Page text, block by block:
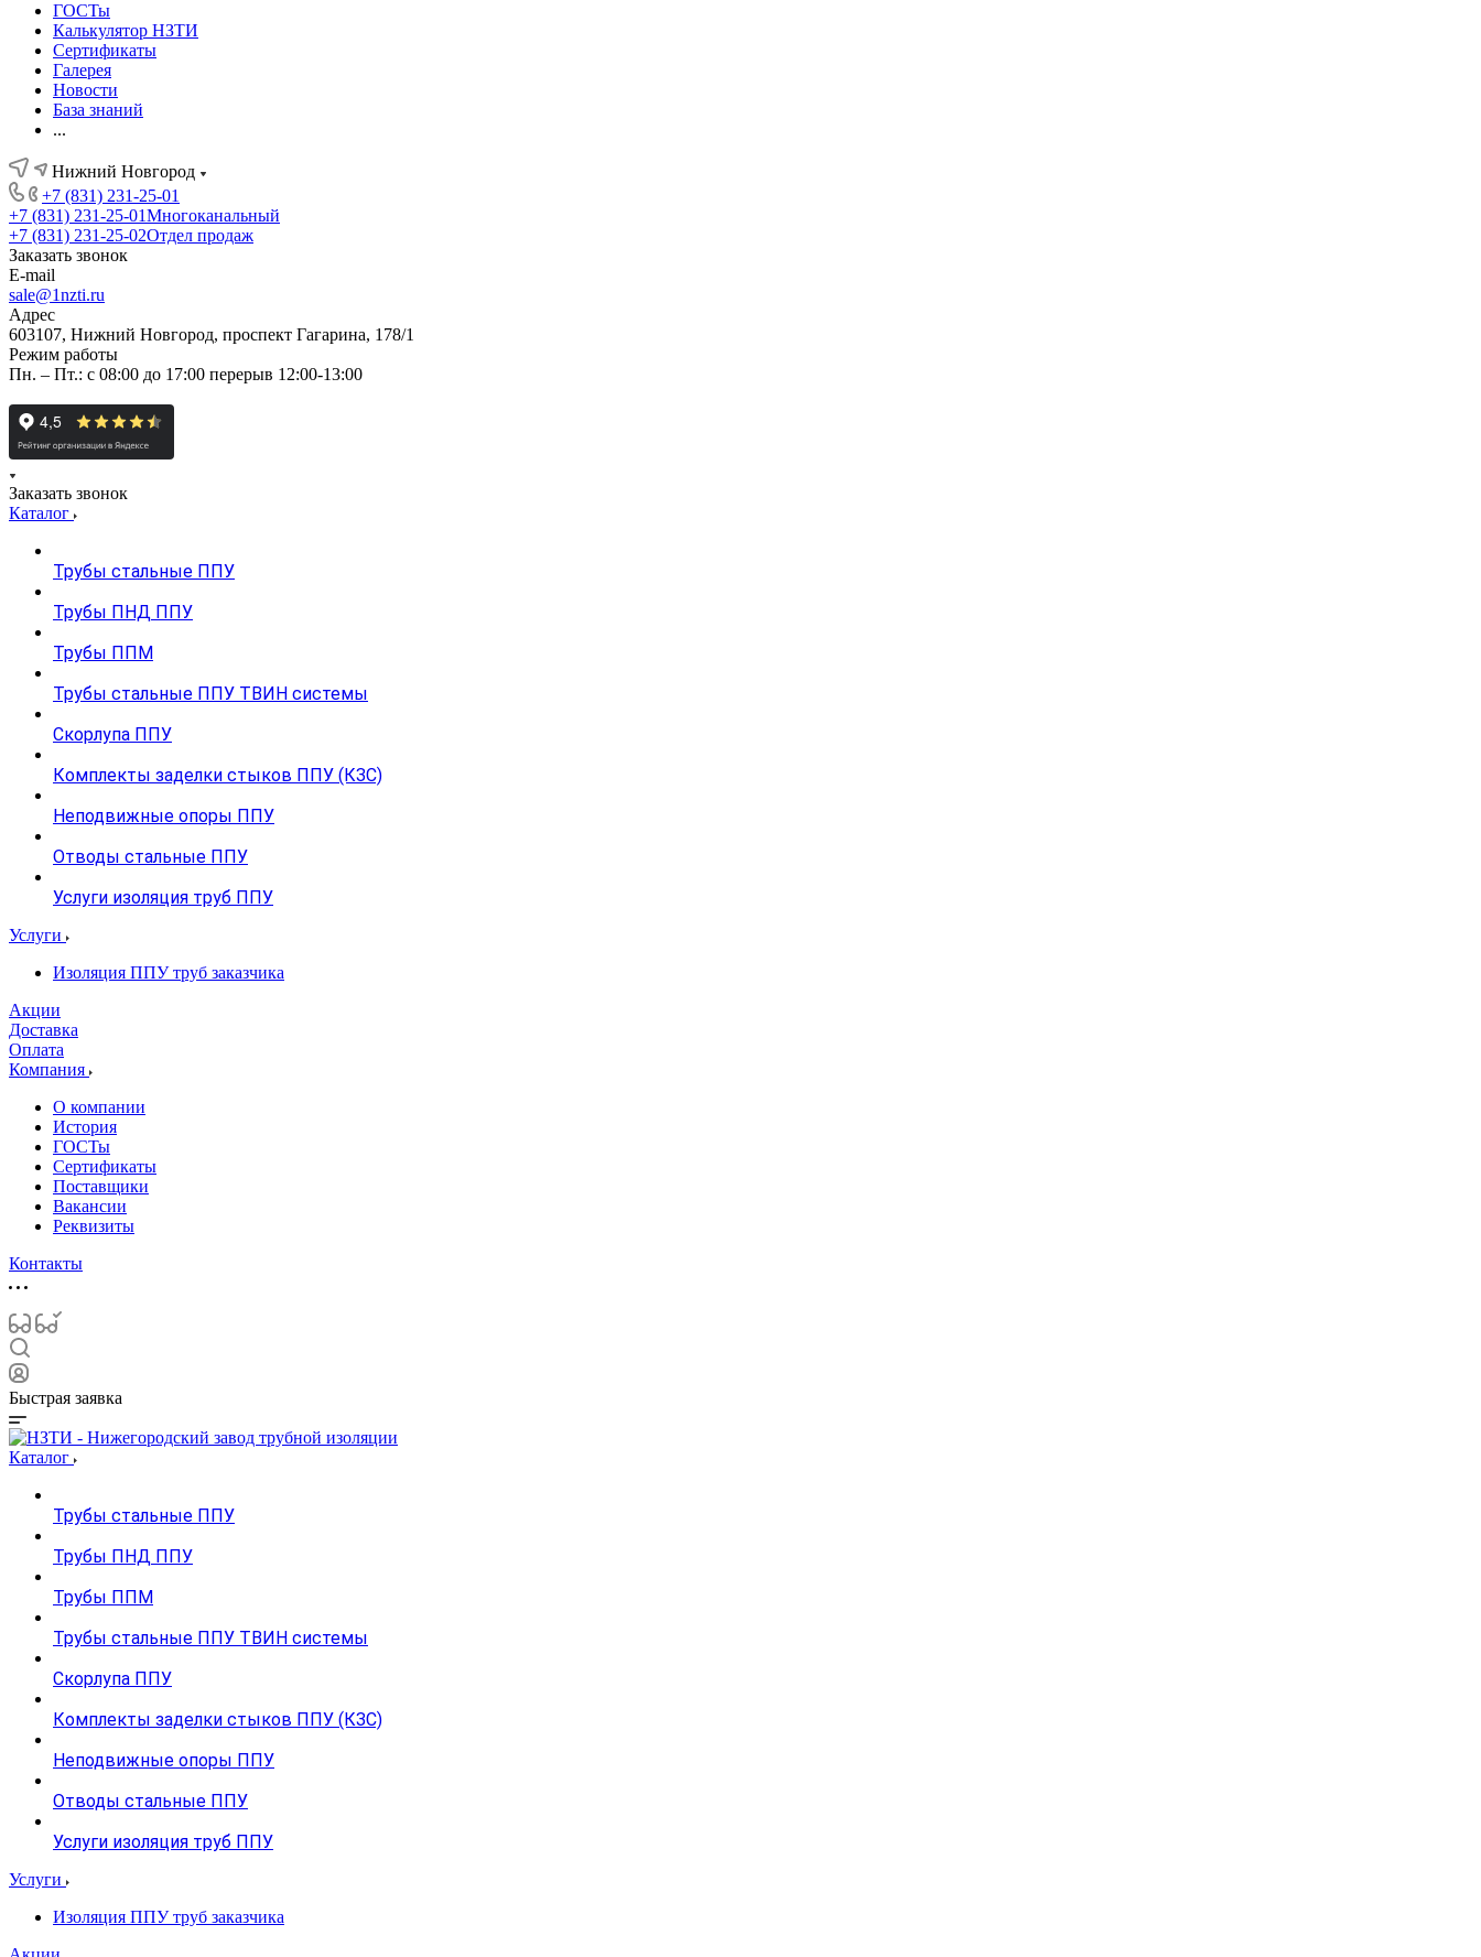
ГОСТы
Калькулятор НЗТИ
Сертификаты
Галерея
Новости
База знаний
...
Нижний Новгород
+7 (831) 231-25-01
+7 (831) 231-25-01Многоканальный
+7 (831) 231-25-02Отдел продаж
Заказать звонок
E-mail
sale@1nzti.ru
Адрес
603107, Нижний Новгород, проспект Гагарина, 178/1
Режим работы
Пн. – Пт.: с 08:00 до 17:00 перерыв 12:00-13:00
Заказать звонок
Каталог
Трубы стальные ППУ
Трубы ПНД ППУ
Трубы ППМ
Трубы стальные ППУ ТВИН системы
Скорлупа ППУ
Комплекты заделки стыков ППУ (КЗС)
Неподвижные опоры ППУ
Отводы стальные ППУ
Услуги изоляция труб ППУ
Услуги
Изоляция ППУ труб заказчика
Акции
Доставка
Оплата
Компания
О компании
История
ГОСТы
Сертификаты
Поставщики
Вакансии
Реквизиты
Контакты
Быстрая заявка
Каталог
Трубы стальные ППУ
Трубы ПНД ППУ
Трубы ППМ
Трубы стальные ППУ ТВИН системы
Скорлупа ППУ
Комплекты заделки стыков ППУ (КЗС)
Неподвижные опоры ППУ
Отводы стальные ППУ
Услуги изоляция труб ППУ
Услуги
Изоляция ППУ труб заказчика